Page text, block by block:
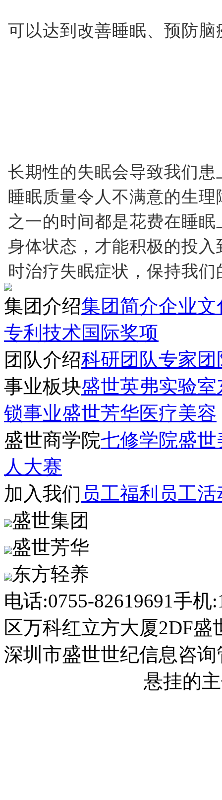
可以达到改善睡眠、预防
长期性的失眠会导致我们
睡眠质量令人不满意的生
之一的时间都是花费在睡
身体状态，才能积极的投
时治疗失眠症状，保持我
集团介绍集团简介企业文
专利技术国际奖项
团队介绍科研团队专家团
事业板块盛世英弗实验室
锁事业盛世芳华医疗美容
盛世商学院七修学院盛世
人大赛
加入我们 员工福利 员工活
盛世集团
盛世芳华
东方轻养
电话:0755-82619691手机
区万科红立方大厦2DF盛
深圳市盛世世纪信息咨
悬挂的